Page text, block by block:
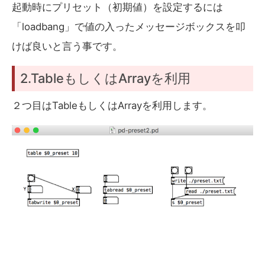
起動時にプリセット（初期値）を設定するには
「loadbang」で値の入ったメッセージボックスを叩
けば良いと言う事です。
2.TableもしくはArrayを利用
２つ目はTableもしくはArrayを利用します。